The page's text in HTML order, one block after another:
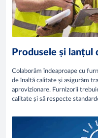
Produsele și lanțul
Colaborăm îndeaproape cu
de înaltă calitate și asigurăm
aprovizionare. Furnizorii
calitate și să respecte